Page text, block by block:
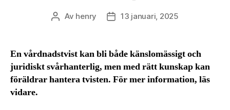
Inläggsförfattare
Av henry Inläggsdatum
13 januari, 2025
En vårdnadstvist kan bli både känslomässigt och
juridiskt svårhanterlig, men med rätt kunskap kan
föräldrar hantera tvisten. För mer information, läs
vidare.